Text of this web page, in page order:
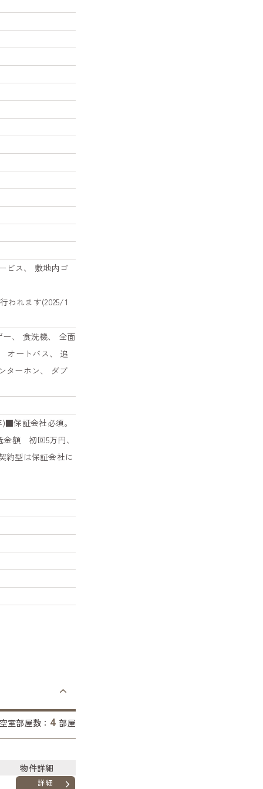
ビス、 敷地内ゴ
われます(2025/1
、 食洗機、 全面
オートバス、 追
ターホン、 ダブ
保証会社必須。
金額 初回5万円、
約型は保証会社に
空室部屋数： 4 部屋
物件詳細
詳細